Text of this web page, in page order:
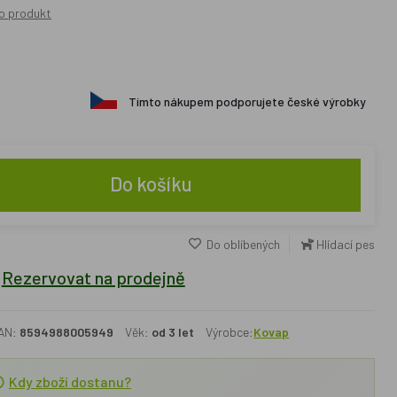
produkt
Tímto nákupem podporujete české výrobky
Do košíku
Do oblíbených Hlídací pes
Rezervovat na prodejně
8594988005949 Věk: od 3 let Výrobce:Kovap
Kdy zboží dostanu?